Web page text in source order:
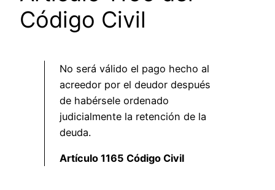
Código Civil
No será válido el pago hecho al
acreedor por el deudor después
de habérsele ordenado
judicialmente la retención de la
deuda.
Artículo 1165 Código Civil